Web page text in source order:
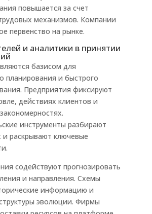
повышается за счет
механизмов. Компании
первенство на рынке.
и аналитики в принятии
базисом для
планирования и быстрого
Предприятия фиксируют
действиях клиентов и
инструменты разбирают
и раскрывают ключевые
содействуют прогнозировать
и направления. Схемы
информацию и
эволюции. Фирмы